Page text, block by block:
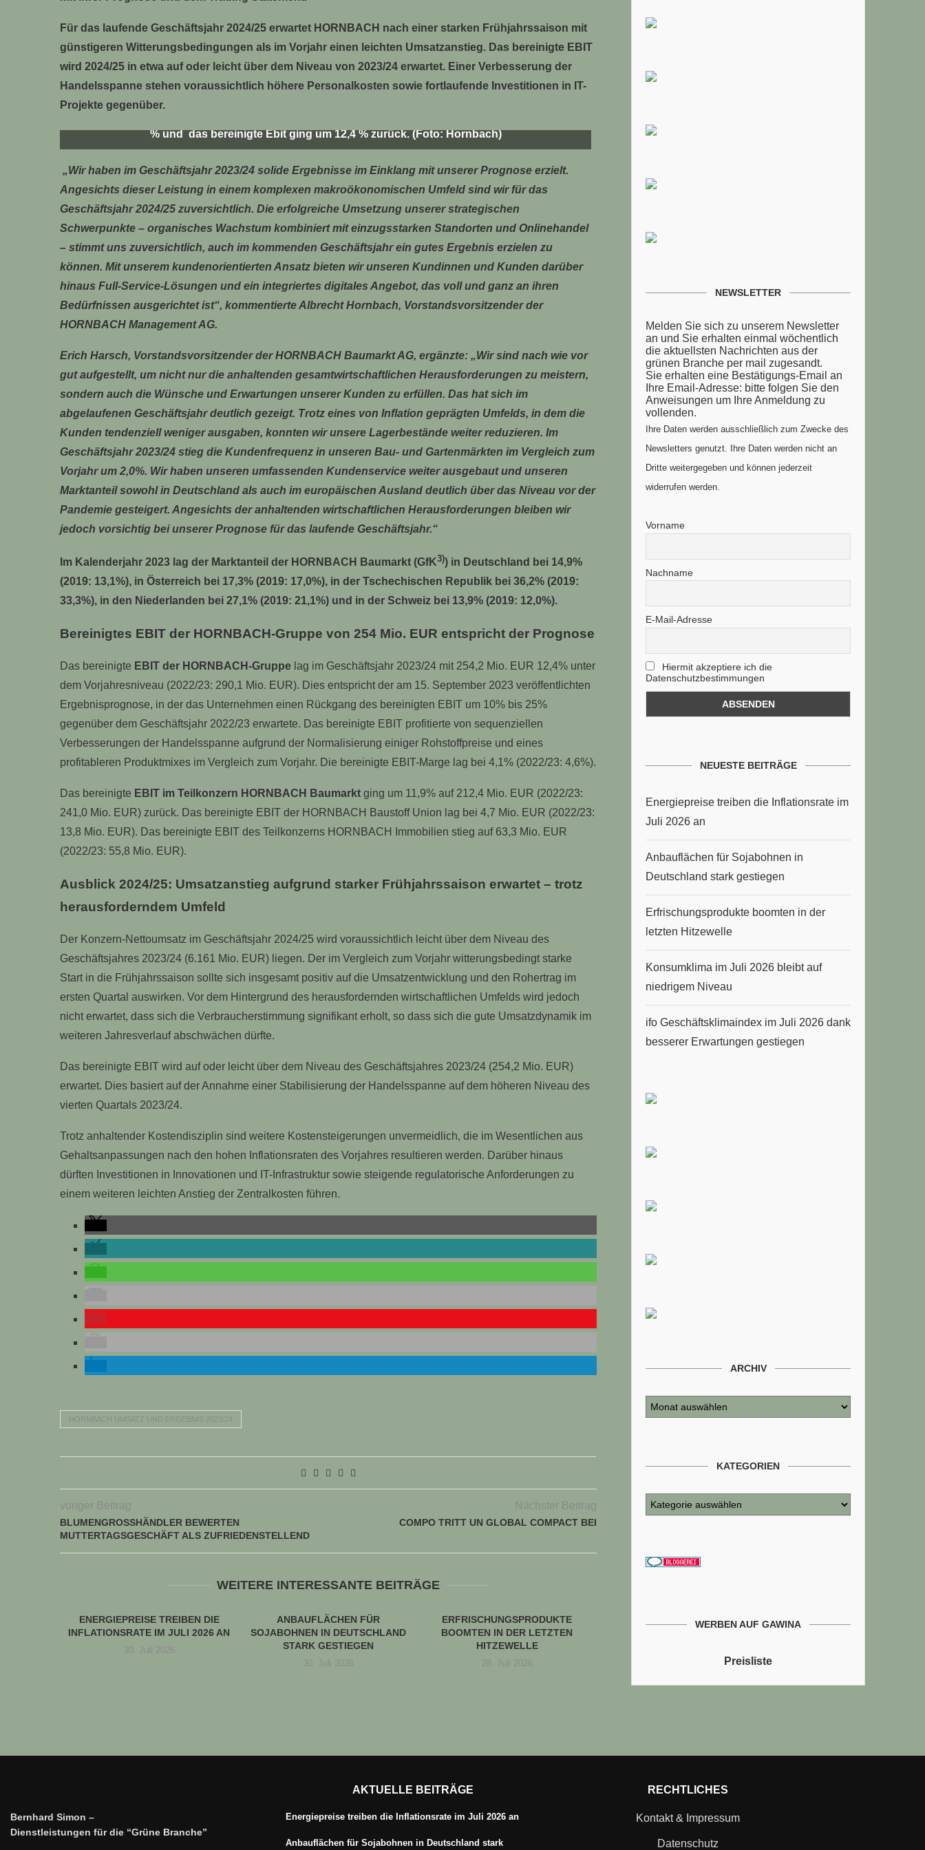
Für das laufende Geschäftsjahr 2024/25 erwartet HORNBACH nach einer starken Frühjahrssaison mit
günstigeren Witterungsbedingungen als im Vorjahr einen leichten Umsatzanstieg. Das bereinigte EBIT
wird 2024/25 in etwa auf oder leicht über dem Niveau von 2023/24 erwartet. Einer Verbesserung der
Handelsspanne stehen voraussichtlich höhere Personalkosten sowie fortlaufende Investitionen in IT-
Projekte gegenüber.
% und das bereinigte Ebit ging um 12,4 % zurück. (Foto: Hornbach)
„Wir haben im Geschäftsjahr 2023/24 solide Ergebnisse im Einklang mit unserer Prognose erzielt.
Angesichts dieser Leistung in einem komplexen makroökonomischen Umfeld sind wir für das
Geschäftsjahr 2024/25 zuversichtlich. Die erfolgreiche Umsetzung unserer strategischen
Schwerpunkte – organisches Wachstum kombiniert mit einzugsstarken Standorten und Onlinehandel
– stimmt uns zuversichtlich, auch im kommenden Geschäftsjahr ein gutes Ergebnis erzielen zu
können. Mit unserem kundenorientierten Ansatz bieten wir unseren Kundinnen und Kunden darüber
hinaus Full-Service-Lösungen und ein integriertes digitales Angebot, das voll und ganz an ihren
Bedürfnissen ausgerichtet ist“, kommentierte Albrecht Hornbach, Vorstandsvorsitzender der
HORNBACH Management AG.
Erich Harsch, Vorstandsvorsitzender der HORNBACH Baumarkt AG, ergänzte: „Wir sind nach wie vor
gut aufgestellt, um nicht nur die anhaltenden gesamtwirtschaftlichen Herausforderungen zu meistern,
sondern auch die Wünsche und Erwartungen unserer Kunden zu erfüllen. Das hat sich im
abgelaufenen Geschäftsjahr deutlich gezeigt. Trotz eines von Inflation geprägten Umfelds, in dem die
Kunden tendenziell weniger ausgaben, konnten wir unsere Lagerbestände weiter reduzieren. Im
Geschäftsjahr 2023/24 stieg die Kundenfrequenz in unseren Bau- und Gartenmärkten im Vergleich zum
Vorjahr um 2,0%. Wir haben unseren umfassenden Kundenservice weiter ausgebaut und unseren
Marktanteil sowohl in Deutschland als auch im europäischen Ausland deutlich über das Niveau vor der
Pandemie gesteigert. Angesichts der anhaltenden wirtschaftlichen Herausforderungen bleiben wir
jedoch vorsichtig bei unserer Prognose für das laufende Geschäftsjahr.“
Im Kalenderjahr 2023 lag der Marktanteil der HORNBACH Baumarkt (GfK3)) in Deutschland bei 14,9%
(2019: 13,1%), in Österreich bei 17,3% (2019: 17,0%), in der Tschechischen Republik bei 36,2% (2019:
33,3%), in den Niederlanden bei 27,1% (2019: 21,1%) und in der Schweiz bei 13,9% (2019: 12,0%).
Bereinigtes EBIT der HORNBACH-Gruppe von 254 Mio. EUR entspricht der Prognose
Das bereinigte EBIT der HORNBACH-Gruppe lag im Geschäftsjahr 2023/24 mit 254,2 Mio. EUR 12,4% unter
dem Vorjahresniveau (2022/23: 290,1 Mio. EUR). Dies entspricht der am 15. September 2023 veröffentlichten
Ergebnisprognose, in der das Unternehmen einen Rückgang des bereinigten EBIT um 10% bis 25%
gegenüber dem Geschäftsjahr 2022/23 erwartete. Das bereinigte EBIT profitierte von sequenziellen
Verbesserungen der Handelsspanne aufgrund der Normalisierung einiger Rohstoffpreise und eines
profitableren Produktmixes im Vergleich zum Vorjahr. Die bereinigte EBIT-Marge lag bei 4,1% (2022/23: 4,6%).
Das bereinigte EBIT im Teilkonzern HORNBACH Baumarkt ging um 11,9% auf 212,4 Mio. EUR (2022/23:
241,0 Mio. EUR) zurück. Das bereinigte EBIT der HORNBACH Baustoff Union lag bei 4,7 Mio. EUR (2022/23:
13,8 Mio. EUR). Das bereinigte EBIT des Teilkonzerns HORNBACH Immobilien stieg auf 63,3 Mio. EUR
(2022/23: 55,8 Mio. EUR).
Ausblick 2024/25: Umsatzanstieg aufgrund starker Frühjahrssaison erwartet – trotz
herausforderndem Umfeld
Der Konzern-Nettoumsatz im Geschäftsjahr 2024/25 wird voraussichtlich leicht über dem Niveau des
Geschäftsjahres 2023/24 (6.161 Mio. EUR) liegen. Der im Vergleich zum Vorjahr witterungsbedingt starke
Start in die Frühjahrssaison sollte sich insgesamt positiv auf die Umsatzentwicklung und den Rohertrag im
ersten Quartal auswirken. Vor dem Hintergrund des herausfordernden wirtschaftlichen Umfelds wird jedoch
nicht erwartet, dass sich die Verbraucherstimmung signifikant erholt, so dass sich die gute Umsatzdynamik im
weiteren Jahresverlauf abschwächen dürfte.
Das bereinigte EBIT wird auf oder leicht über dem Niveau des Geschäftsjahres 2023/24 (254,2 Mio. EUR)
erwartet. Dies basiert auf der Annahme einer Stabilisierung der Handelsspanne auf dem höheren Niveau des
vierten Quartals 2023/24.
Trotz anhaltender Kostendisziplin sind weitere Kostensteigerungen unvermeidlich, die im Wesentlichen aus
Gehaltsanpassungen nach den hohen Inflationsraten des Vorjahres resultieren werden. Darüber hinaus
dürften Investitionen in Innovationen und IT-Infrastruktur sowie steigende regulatorische Anforderungen zu
einem weiteren leichten Anstieg der Zentralkosten führen.
HORNBACH UMSATZ UND ERGEBNIS 2023/24
voriger Beitrag
BLUMENGROSSHÄNDLER BEWERTEN M
UTTERTAGSGESCHÄFT ALS ZUFRIEDENSTELLEND
Nächster Beitrag
COMPO TRITT UN GLOBAL COMPACT BEI
WEITERE INTERESSANTE BEITRÄGE
ENERGIEPREISE TREIBEN DIE
INFLATIONSRATE IM JULI 2026 AN
30. Juli 2026
ANBAUFLÄCHEN FÜR
SOJABOHNEN IN DEUTSCHLAND
STARK GESTIEGEN
30. Juli 2026
ERFRISCHUNGSPRODUKTE
BOOMTEN IN DER LETZTEN
HITZEWELLE
28. Juli 2026
NEWSLETTER
Melden Sie sich zu unserem Newsletter
an und Sie erhalten einmal wöchentlich
die aktuellsten Nachrichten aus der
grünen Branche per mail zugesandt.
Sie erhalten eine Bestätigungs-Email an
Ihre Email-Adresse: bitte folgen Sie den
Anweisungen um Ihre Anmeldung zu
vollenden.
Ihre Daten werden ausschließlich zum Zwecke des
Newsletters genutzt. Ihre Daten werden nicht an
Dritte weitergegeben und können jederzeit
widerrufen werden.
Vorname
Nachname
E-Mail-Adresse
Hiermit akzeptiere ich die
Datenschutzbestimmungen
NEUESTE BEITRÄGE
Energiepreise treiben die Inflationsrate im
Juli 2026 an
Anbauflächen für Sojabohnen in
Deutschland stark gestiegen
Erfrischungsprodukte boomten in der
letzten Hitzewelle
Konsumklima im Juli 2026 bleibt auf
niedrigem Niveau
ifo Geschäftsklimaindex im Juli 2026 dank
besserer Erwartungen gestiegen
ARCHIV
KATEGORIEN
WERBEN AUF GAWINA
Preisliste
Bernhard Simon –
Dienstleistungen für die “Grüne Branche”
AKTUELLE BEITRÄGE
Energiepreise treiben die Inflationsrate im Juli 2026 an
Anbauflächen für Sojabohnen in Deutschland stark
RECHTLICHES
Kontakt & Impressum
Datenschutz